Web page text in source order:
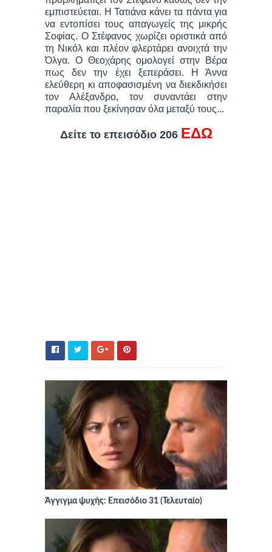
εμπιστεύεται. Η Τατιάνα κάνει τα πάντα για
να εντοπίσει τους απαγωγείς της μικρής
Σοφίας. Ο Στέφανος χωρίζει οριστικά από
τη Νικόλ και πλέον φλερτάρει ανοιχτά την
Όλγα. Ο Θεοχάρης ομολογεί στην Βέρα
πως δεν την έχει ξεπεράσει. Η Άννα
ελεύθερη κι αποφασισμένη να διεκδικήσει
τον Αλέξανδρο, τον συναντάει στην
παραλία που ξεκίνησαν όλα μεταξύ τους...
Δείτε το επεισόδιο 206 ΕΔΩ
Άγγιγμα ψυχής: Επεισόδιο 31 (Τελευταίο)